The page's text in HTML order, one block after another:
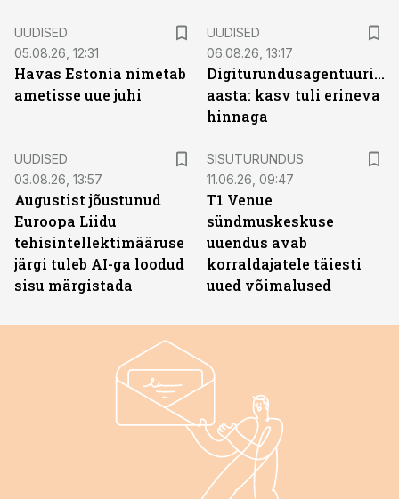
UUDISED
05.08.26, 12:31
Havas Estonia nimetab
ametisse uue juhi
UUDISED
06.08.26, 13:17
Digiturundusagentuuride
aasta: kasv tuli erineva
hinnaga
UUDISED
03.08.26, 13:57
Augustist jõustunud
Euroopa Liidu
tehisintellektimääruse
järgi tuleb AI-ga loodud
sisu märgistada
SISUTURUNDUS
11.06.26, 09:47
T1 Venue
sündmuskeskuse
uuendus avab
korraldajatele täiesti
uued võimalused